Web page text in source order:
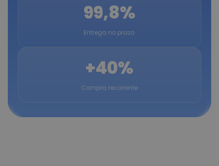
99,8%
Entrega no prazo
+40%
Compra recorrente